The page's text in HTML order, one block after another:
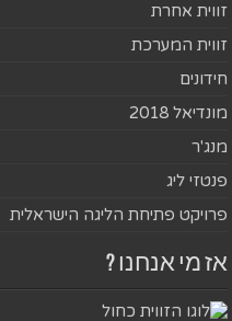
זווית אחרת
זווית המערכת
חידונים
מונדיאל 2018
מנג'ר
פנטזי ליג
פרויקט פתיחת הליגה הישראלית
אז מי אנחנו ?